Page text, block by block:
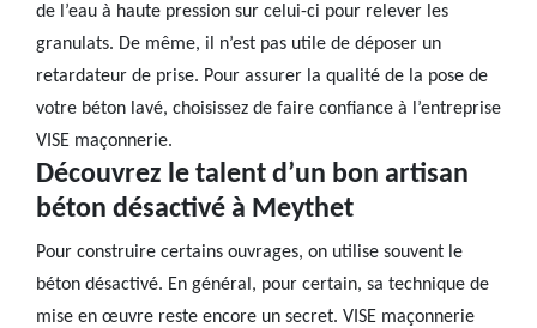
de l’eau à haute pression sur celui-ci pour relever les
granulats. De même, il n’est pas utile de déposer un
retardateur de prise. Pour assurer la qualité de la pose de
votre béton lavé, choisissez de faire confiance à l’entreprise
VISE maçonnerie.
Découvrez le talent d’un bon artisan
béton désactivé à Meythet
Pour construire certains ouvrages, on utilise souvent le
béton désactivé. En général, pour certain, sa technique de
mise en œuvre reste encore un secret. VISE maçonnerie